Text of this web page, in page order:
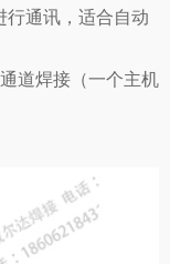
通讯，适合自动
道焊接（一个主机